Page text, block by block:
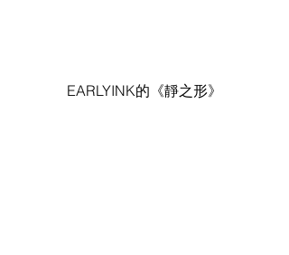
EARLYINK的《靜之形》